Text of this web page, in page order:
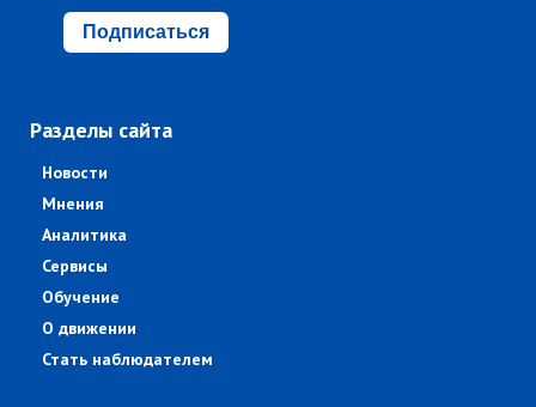
Подписаться
Разделы сайта
Новости
Мнения
Аналитика
Сервисы
Обучение
О движении
Стать наблюдателем